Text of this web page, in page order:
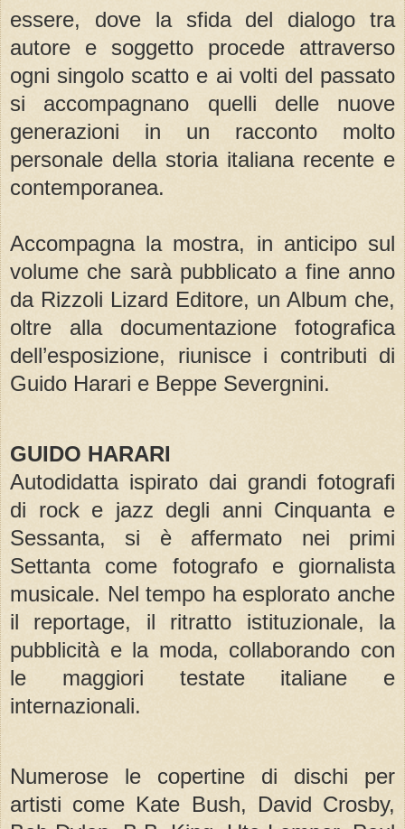
essere, dove la sfida del dialogo tra
autore e soggetto procede attraverso
ogni singolo scatto e ai volti del passato
si accompagnano quelli delle nuove
generazioni in un racconto molto
personale della storia italiana recente e
contemporanea.
Accompagna la mostra, in anticipo sul
volume che sarà pubblicato a fine anno
da Rizzoli Lizard Editore, un Album che,
oltre alla documentazione fotografica
dell’esposizione, riunisce i contributi di
Guido Harari e Beppe Severgnini.
GUIDO HARARI
Autodidatta ispirato dai grandi fotografi
di rock e jazz degli anni Cinquanta e
Sessanta, si è affermato nei primi
Settanta come fotografo e giornalista
musicale. Nel tempo ha esplorato anche
il reportage, il ritratto istituzionale, la
pubblicità e la moda, collaborando con
le maggiori testate italiane e
internazionali.
Numerose le copertine di dischi per
artisti come Kate Bush, David Crosby,